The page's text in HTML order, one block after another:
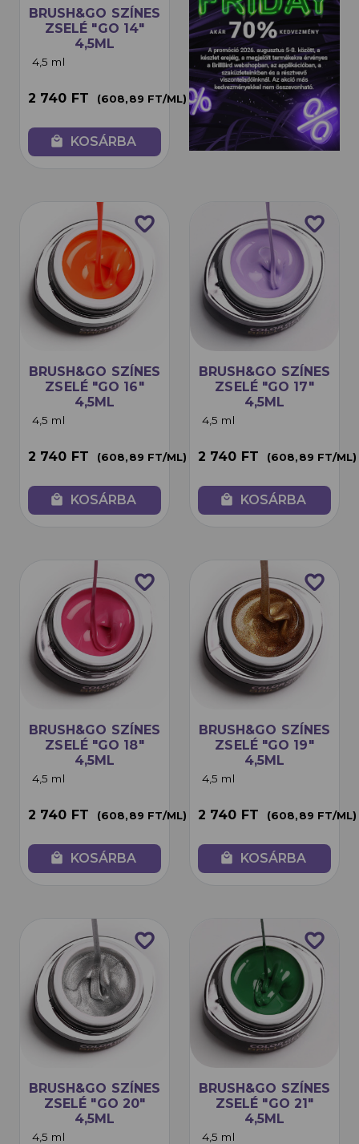
BRUSH&GO SZÍNES
ZSELÉ "GO 14"
4,5ML
4,5 ml
2 740 FT (608,89 FT/ML)
local_mall KOSÁRBA
favorite_border
BRUSH&GO SZÍNES
ZSELÉ "GO 16"
4,5ML
4,5 ml
2 740 FT (608,89 FT/ML)
local_mall KOSÁRBA
favorite_border
BRUSH&GO SZÍNES
ZSELÉ "GO 17"
4,5ML
4,5 ml
2 740 FT (608,89 FT/ML)
local_mall KOSÁRBA
favorite_border
BRUSH&GO SZÍNES
ZSELÉ "GO 18"
4,5ML
4,5 ml
2 740 FT (608,89 FT/ML)
local_mall KOSÁRBA
favorite_border
BRUSH&GO SZÍNES
ZSELÉ "GO 19"
4,5ML
4,5 ml
2 740 FT (608,89 FT/ML)
local_mall KOSÁRBA
favorite_border
BRUSH&GO SZÍNES
ZSELÉ "GO 20"
4,5ML
4,5 ml
favorite_border
BRUSH&GO SZÍNES
ZSELÉ "GO 21"
4,5ML
4,5 ml